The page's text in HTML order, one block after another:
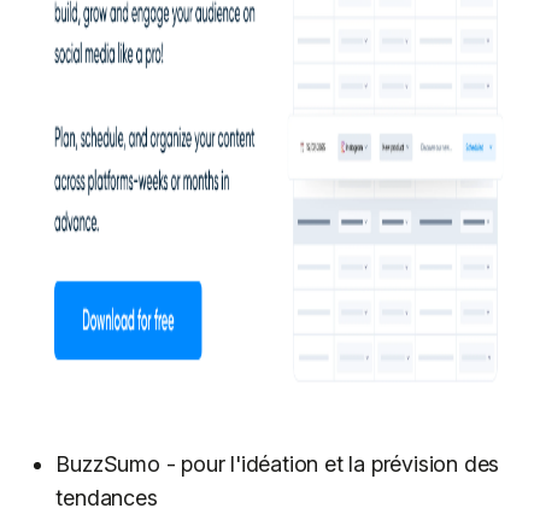
BuzzSumo - pour l'idéation et la prévision des
tendances